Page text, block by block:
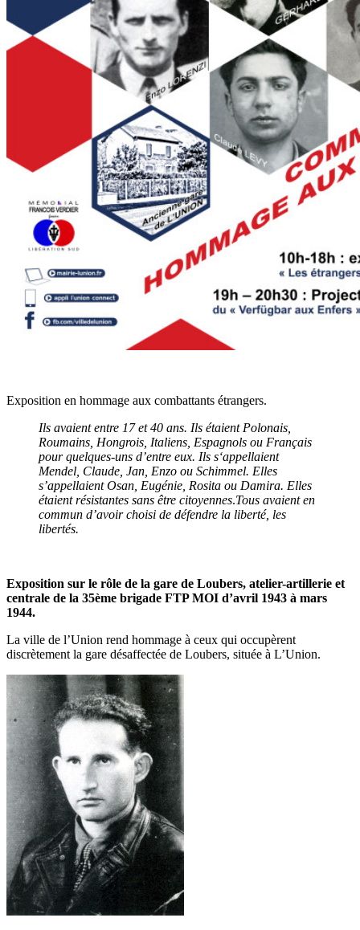
Exposition en hommage aux combattants étrangers.
Ils avaient entre 17 et 40 ans. Ils étaient Polonais,
Roumains, Hongrois, Italiens, Espagnols ou Français
pour quelques-uns d’entre eux. Ils s‘appellaient
Mendel, Claude, Jan, Enzo ou Schimmel. Elles
s’appellaient Osan, Eugénie, Rosita ou Damira. Elles
étaient résistantes sans être citoyennes.Tous avaient en
commun d’avoir choisi de défendre la liberté, les
libertés.
Exposition sur le rôle de la gare de Loubers, atelier-artillerie et
centrale de la 35ème brigade FTP MOI d’avril 1943 à mars
1944.
La ville de l’Union rend hommage à ceux qui occupèrent
discrètement la gare désaffectée de Loubers, située à L’Union.